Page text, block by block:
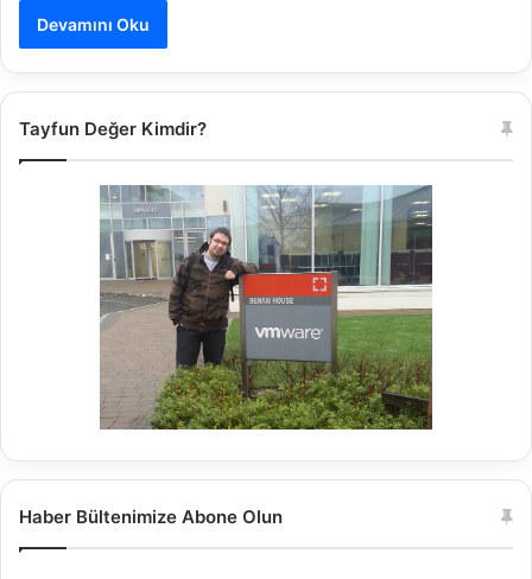
Devamını Oku
Tayfun Değer Kimdir?
Haber Bültenimize Abone Olun